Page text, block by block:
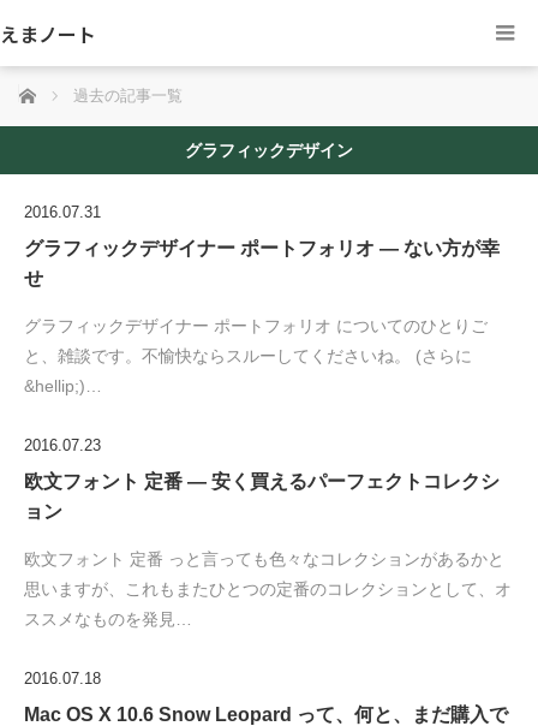
えまノート
ホーム 過去の記事一覧
グラフィックデザイン
2016.07.31
グラフィックデザイナー ポートフォリオ — ない方が幸
せ
グラフィックデザイナー ポートフォリオ についてのひとりご
と、雑談です。不愉快ならスルーしてくださいね。 (さらに
&hellip;)…
2016.07.23
欧文フォント 定番 — 安く買えるパーフェクトコレクシ
ョン
欧文フォント 定番 っと言っても色々なコレクションがあるかと
思いますが、これもまたひとつの定番のコレクションとして、オ
ススメなものを発見…
2016.07.18
Mac OS X 10.6 Snow Leopard って、何と、まだ購入で